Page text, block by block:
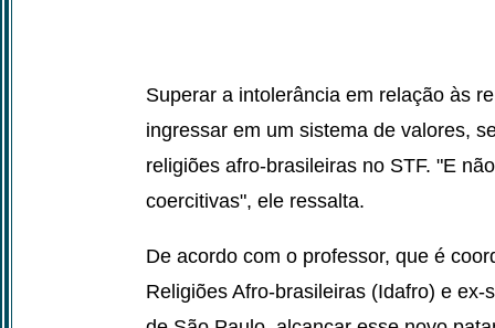
Superar a intolerância em relação às
ingressar em um sistema de valores,
religiões afro-brasileiras no STF. "E
coercitivas", ele ressalta.
De acordo com o professor, que é
Religiões Afro-brasileiras (Idafro) e